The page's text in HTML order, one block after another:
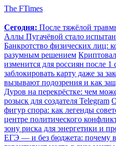
The FTimes
Сегодня: После тяжёлой
Аллы Пугачёвой стало
Банкротство физических лиц:
разумным решением
изменится для россиян после 1
заблокировать карту даже за
вызывают подозрения и как
Дуров на перекрёстке: чем
розыск для создателя Telegram
фигур спора: как легенды
центре политического
зону риска для энергетики и
ЕГЭ — и без бюджета: почему